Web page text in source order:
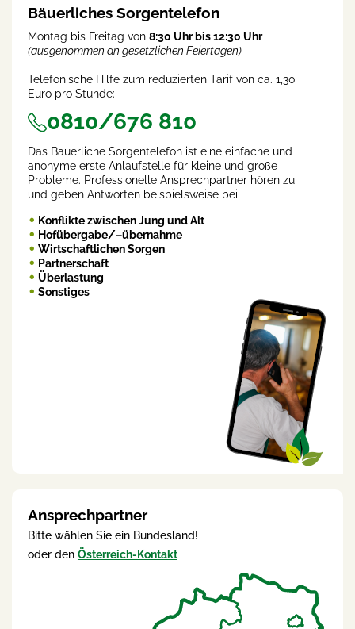
Bäuerliches Sorgentelefon
Montag bis Freitag von 8:30 Uhr bis 12:30 Uhr
(ausgenommen an gesetzlichen Feiertagen)
Telefonische Hilfe zum reduzierten Tarif von ca. 1,30
Euro pro Stunde:
0810/676 810
Das Bäuerliche Sorgentelefon ist eine einfache und
anonyme erste Anlaufstelle für kleine und große
Probleme. Professionelle Ansprechpartner hören zu
und geben Antworten beispielsweise bei
Konflikte zwischen Jung und Alt
Hofübergabe/–übernahme
Wirtschaftlichen Sorgen
Partnerschaft
Überlastung
Sonstiges
Ansprechpartner
Bitte wählen Sie ein Bundesland!
oder den Österreich-Kontakt